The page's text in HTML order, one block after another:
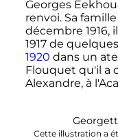
Georges
renvoi. Sa
décembre 1916,
1917 de
1920 dans un
Flouquet qu'il a
Alexandre, à
Cette illustration a